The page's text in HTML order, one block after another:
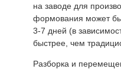
на заводе для
формования может
3-7 дней (в
быстрее, чем
Разборка и